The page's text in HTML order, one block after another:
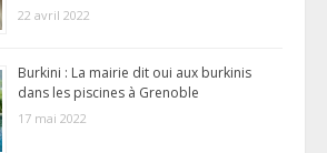
22 avril 2022
Burkini : La mairie dit oui aux burkinis
dans les piscines à Grenoble
17 mai 2022